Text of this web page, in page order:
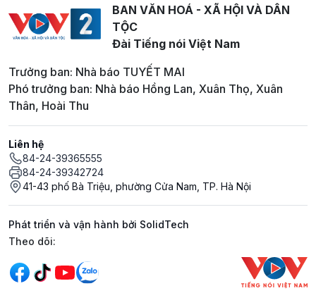
BAN VĂN HOÁ - XÃ HỘI VÀ DÂN
TỘC
Đài Tiếng nói Việt Nam
Trưởng ban: Nhà báo TUYẾT MAI
Phó trưởng ban: Nhà báo Hồng Lan, Xuân Thọ, Xuân
Thân, Hoài Thu
Liên hệ
84-24-39365555
84-24-39342724
41-43 phố Bà Triệu, phường Cửa Nam, TP. Hà Nội
Phát triển và vận hành bởi SolidTech
Mạng xã hội
Theo dõi: